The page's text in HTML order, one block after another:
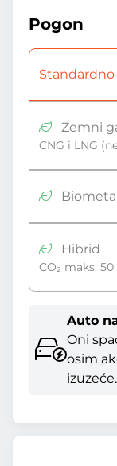
Pogon
Zemni
CNG i LNG
Hibrid
CO₂ maks.
Auto
Oni
osim
izuzeće.